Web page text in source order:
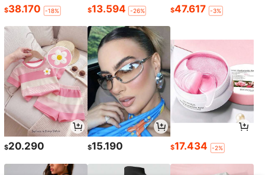
$38.170 -18% $13.594 -26% $47.617 -3%
$20.290 $15.190 $17.434 -2%